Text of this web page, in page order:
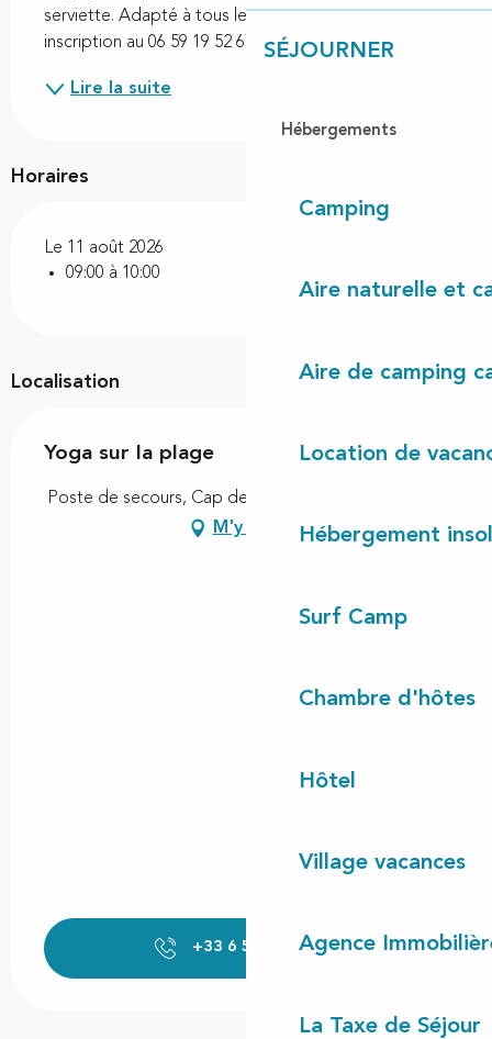
SÉJOURNER
Hébergements
Camping
Aire naturelle et
Aire de camping
Location de
Hébergement
Surf Camp
Chambre d'hôtes
Hôtel
Village vacances
Agence
La Taxe de Séjour
serviette. Adapté à tous les niveaux. Tarif : 10€ Sur
inscription au 06 59 19 52 67.
Lire la suite
Horaires
Le 11 août 2026
09:00 à 10:00
Localisation
Yoga sur la plage
Poste de secours, Cap de l'Homy, 40170 Lit-et-Mixe
M'y rendre
+33 6 59 19 52▒▒